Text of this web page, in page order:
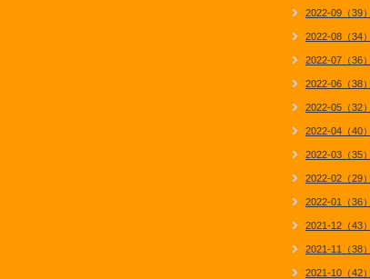
2022-09（39）
2022-08（34）
2022-07（36）
2022-06（38）
2022-05（32）
2022-04（40）
2022-03（35）
2022-02（29）
2022-01（36）
2021-12（43）
2021-11（38）
2021-10（42）